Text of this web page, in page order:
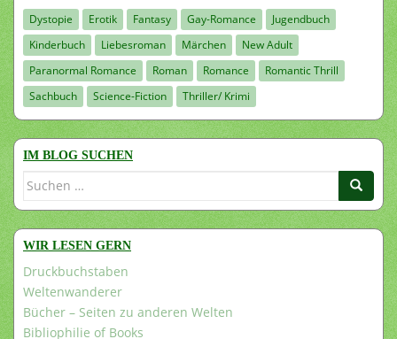
Dystopie Erotik Fantasy Gay-Romance
Jugendbuch
Kinderbuch
Liebesroman Märchen
New Adult
Paranormal Romance
Roman Romance
Romantic Thrill
Sachbuch
Science-Fiction Thriller/ Krimi
IM BLOG SUCHEN
Suchen
WIR LESEN GERN
Druckbuchstaben
Weltenwanderer
Bücher – Seiten zu anderen Welten
Bibliophilie of Books